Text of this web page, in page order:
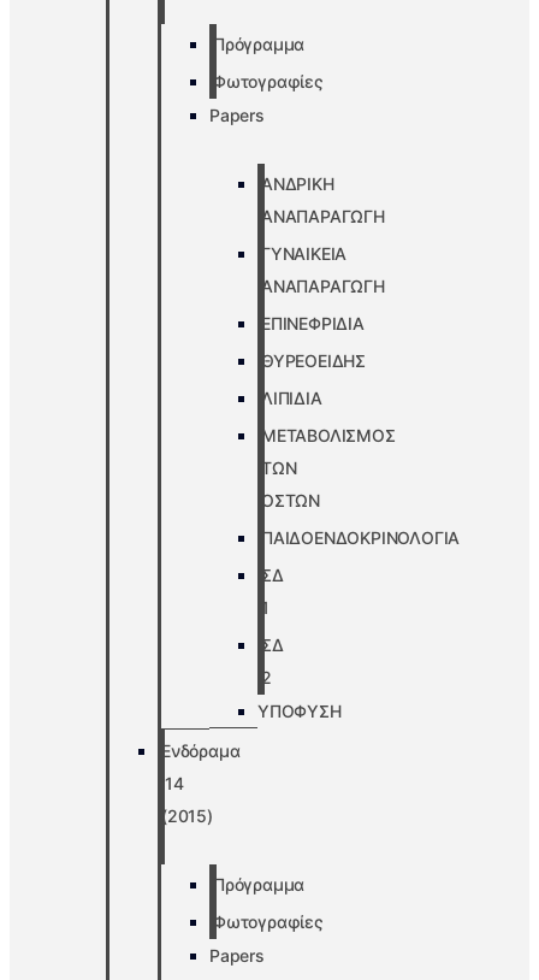
Πρόγραμμα
Φωτογραφίες
Papers
ΑΝΔΡΙΚΗ
ΑΝΑΠΑΡΑΓΩΓΗ
ΓΥΝΑΙΚΕΙΑ
ΑΝΑΠΑΡΑΓΩΓΗ
ΕΠΙΝΕΦΡΙΔΙΑ
ΘΥΡΕΟΕΙΔΗΣ
ΛΙΠΙΔΙΑ
ΜΕΤΑΒΟΛΙΣΜΟΣ
ΤΩΝ
ΟΣΤΩΝ
ΠΑΙΔΟΕΝΔΟΚΡΙΝΟΛΟΓΙΑ
ΣΔ
1
ΣΔ
2
ΥΠΟΦΥΣΗ
Ενδόραμα
’14
(2015)
Πρόγραμμα
Φωτογραφίες
Papers